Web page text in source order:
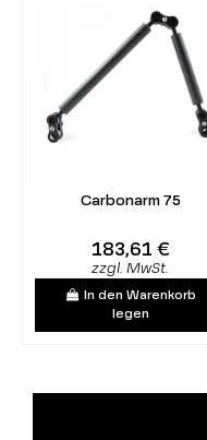
Carbonarm 75
183,61 €
zzgl. MwSt.
In den Warenkorb
legen